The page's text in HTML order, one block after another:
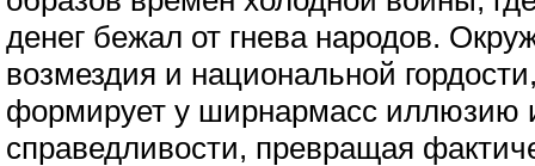
денег бежал от гнева народов.
возмездия и национальной
формирует у ширнармасс иллюзию
справедливости, превращая